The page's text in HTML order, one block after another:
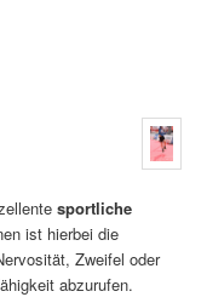
sportliche
ist hierbei die
Zweifel oder
abzurufen.